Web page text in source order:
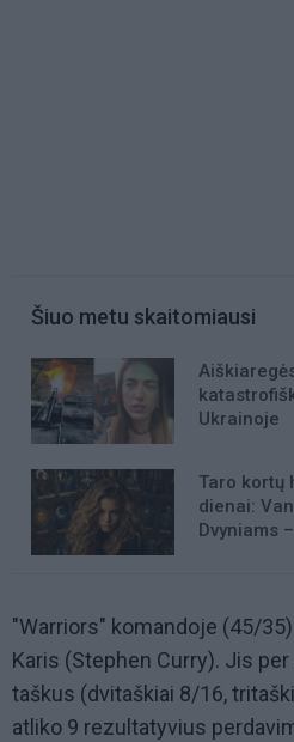
Šiuo metu skaitomiausi
Ukrainoje
Taro kortų
dienai:
Dvyniams
"Warriors" komandoje (45/
Karis (Stephen Curry). Jis
taškus (dvitaškiai 8/16,
atliko 9 rezultatyvius